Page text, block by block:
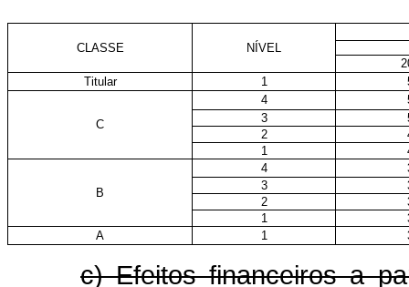
CLASSE
NÍVEL
Titular
1
C
4
3
2
1
B
4
3
2
1
A
1
c) Efeitos financeiros